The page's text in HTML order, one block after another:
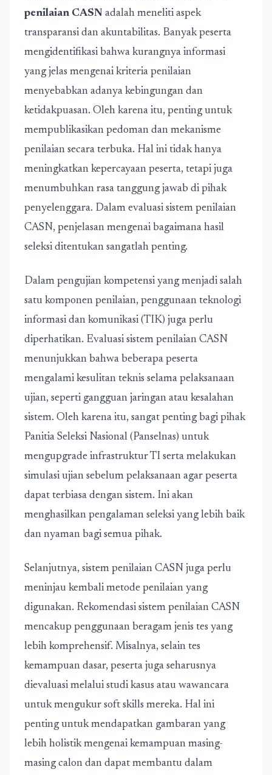
penilaian CASN adalah meneliti aspek
transparansi dan akuntabilitas. Banyak peserta
mengidentifikasi bahwa kurangnya informasi
yang jelas mengenai kriteria penilaian
menyebabkan adanya kebingungan dan
ketidakpuasan. Oleh karena itu, penting untuk
mempublikasikan pedoman dan mekanisme
penilaian secara terbuka. Hal ini tidak hanya
meningkatkan kepercayaan peserta, tetapi juga
menumbuhkan rasa tanggung jawab di pihak
penyelenggara. Dalam evaluasi sistem penilaian
CASN, penjelasan mengenai bagaimana hasil
seleksi ditentukan sangatlah penting.
Dalam pengujian kompetensi yang menjadi salah
satu komponen penilaian, penggunaan teknologi
informasi dan komunikasi (TIK) juga perlu
diperhatikan. Evaluasi sistem penilaian CASN
menunjukkan bahwa beberapa peserta
mengalami kesulitan teknis selama pelaksanaan
ujian, seperti gangguan jaringan atau kesalahan
sistem. Oleh karena itu, sangat penting bagi pihak
Panitia Seleksi Nasional (Panselnas) untuk
mengupgrade infrastruktur TI serta melakukan
simulasi ujian sebelum pelaksanaan agar peserta
dapat terbiasa dengan sistem. Ini akan
menghasilkan pengalaman seleksi yang lebih baik
dan nyaman bagi semua pihak.
Selanjutnya, sistem penilaian CASN juga perlu
meninjau kembali metode penilaian yang
digunakan. Rekomendasi sistem penilaian CASN
mencakup penggunaan beragam jenis tes yang
lebih komprehensif. Misalnya, selain tes
kemampuan dasar, peserta juga seharusnya
dievaluasi melalui studi kasus atau wawancara
untuk mengukur soft skills mereka. Hal ini
penting untuk mendapatkan gambaran yang
lebih holistik mengenai kemampuan masing-
masing calon dan dapat membantu dalam